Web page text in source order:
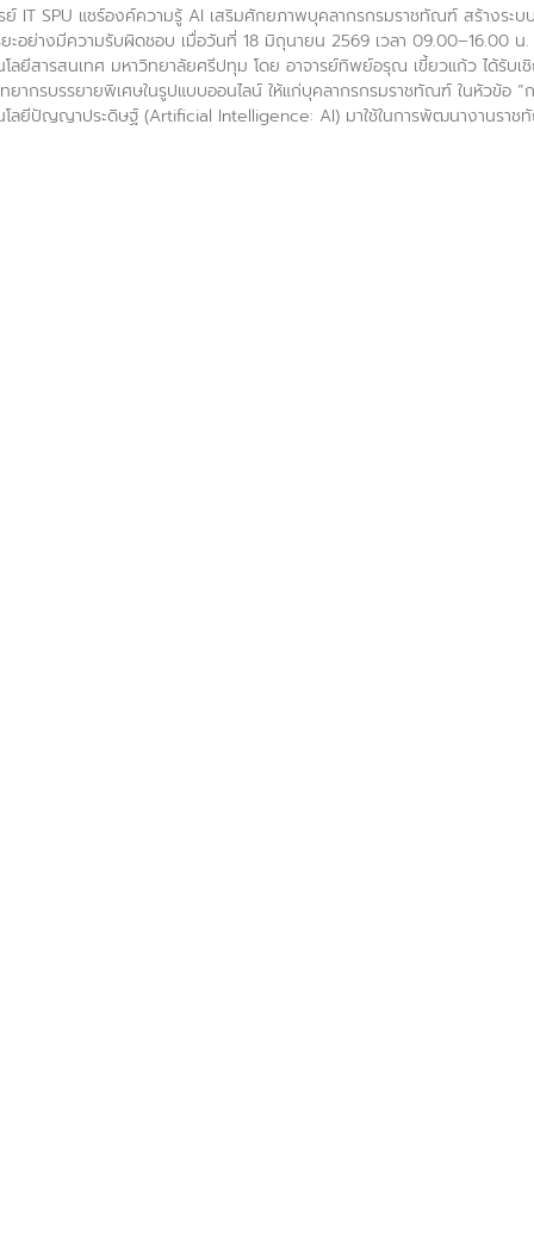
ย์ IT SPU แชร์องค์ความรู้ AI เสริมศักยภาพบุคลากรกรมราชทัณฑ์ สร้างระบ
ะอย่างมีความรับผิดชอบ เมื่อวันที่ 18 มิถุนายน 2569 เวลา 09.00–16.00
โลยีสารสนเทศ มหาวิทยาลัยศรีปทุม โดย อาจารย์ทิพย์อรุณ เขี้ยวแก้ว ได้รับเ
ยากรบรรยายพิเศษในรูปแบบออนไลน์ ให้แก่บุคลากรกรมราชทัณฑ์ ในหัวข้อ “ก
โลยีปัญญาประดิษฐ์ (Artificial Intelligence: AI) มาใช้ในการพัฒนางานราช